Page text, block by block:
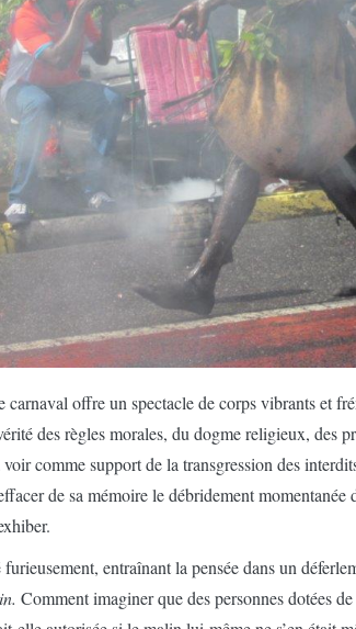
carnaval offre un spectacle de corps vibrants et
des règles morales, du dogme religieux, des
comme support de la transgression des
de sa mémoire le débridement momentanée
furieusement, entraînant la pensée dans un
Comment imaginer que des personnes dotées